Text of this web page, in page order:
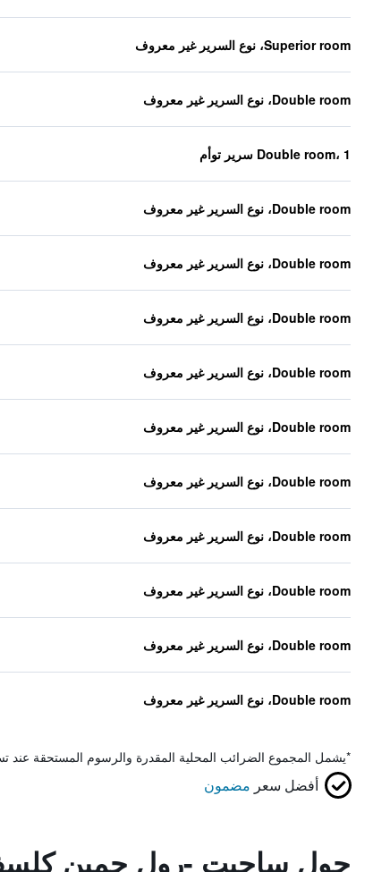
Superior room، نوع السرير غير معروف
Double room، نوع السرير غير معروف
Double room، 1 سرير توأم
Double room، نوع السرير غير معروف
Double room، نوع السرير غير معروف
Double room، نوع السرير غير معروف
Double room، نوع السرير غير معروف
Double room، نوع السرير غير معروف
Double room، نوع السرير غير معروف
Double room، نوع السرير غير معروف
Double room، نوع السرير غير معروف
Double room، نوع السرير غير معروف
Double room، نوع السرير غير معروف
*يشمل المجموع الضرائب المحلية المقدرة والرسوم المستحقة عند
أفضل سعر مضمون
حول ساجيت -رول جمين